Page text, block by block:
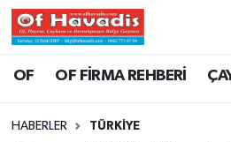
OF OF FİRMA REHBERİ
HABERLER TÜRKİYE
Trabzon Nöbetçi